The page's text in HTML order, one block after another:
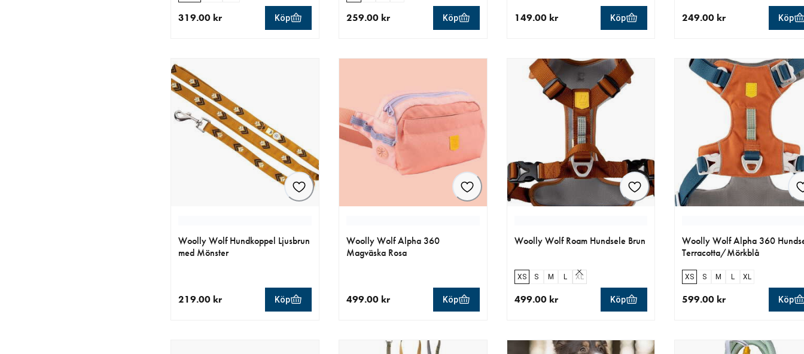
319.00 kr Köp 259.00 kr Köp 149.00 kr Köp 249.00 kr Köp
Woolly Wolf Hundkoppel Ljusbrun
med Mönster
219.00 kr Köp
Woolly Wolf Alpha 360
Magväska Rosa
499.00 kr Köp
Woolly Wolf Roam Hundsele Brun
XS S M L XL
499.00 kr Köp
Woolly Wolf Alpha 360
Terracotta/Mörkblå
XS S M L XL
599.00 kr Köp